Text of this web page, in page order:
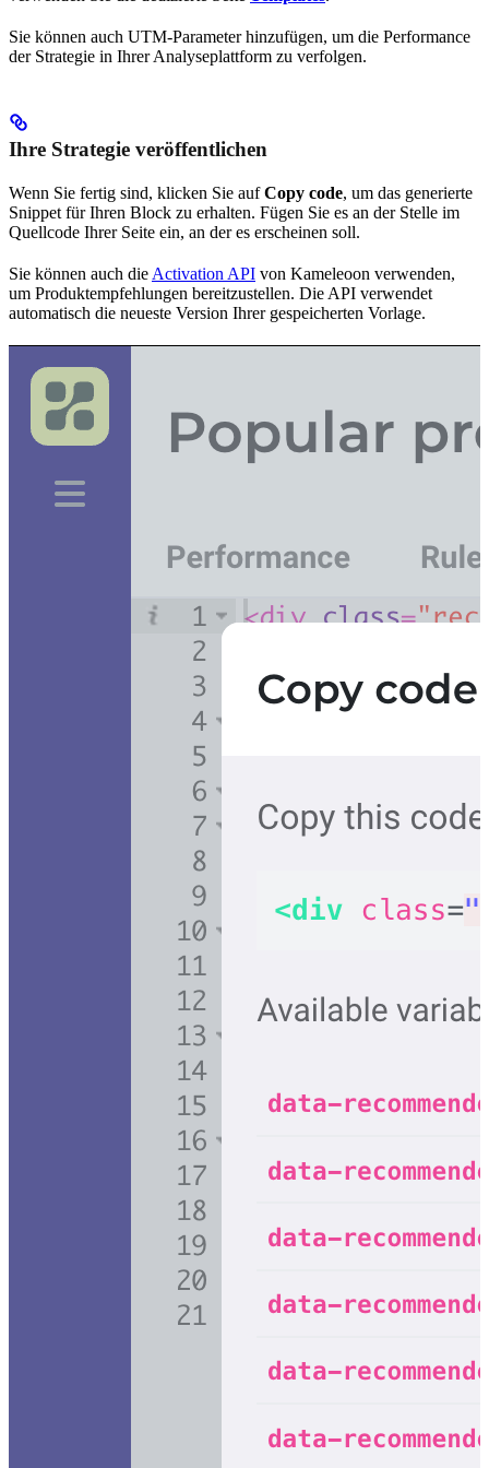
Sie können auch UTM-Parameter hinzufügen, um die Performance
der Strategie in Ihrer Analyseplattform zu verfolgen.
Ihre Strategie veröffentlichen
Wenn Sie fertig sind, klicken Sie aufCopy code, um das generierte
Snippet für Ihren Block zu erhalten. Fügen Sie es an der Stelle im
Quellcode Ihrer Seite ein, an der es erscheinen soll.
Sie können auch die Activation API von Kameleoon verwenden,
um Produktempfehlungen bereitzustellen. Die API verwendet
automatisch die neueste Version Ihrer gespeicherten Vorlage.